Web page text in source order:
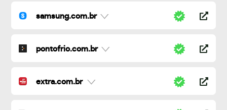
samsung.com.br
pontofrio.com.br
extra.com.br